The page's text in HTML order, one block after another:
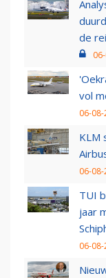
de
vol
06-
KLM
06-
TUI
jaar
06-